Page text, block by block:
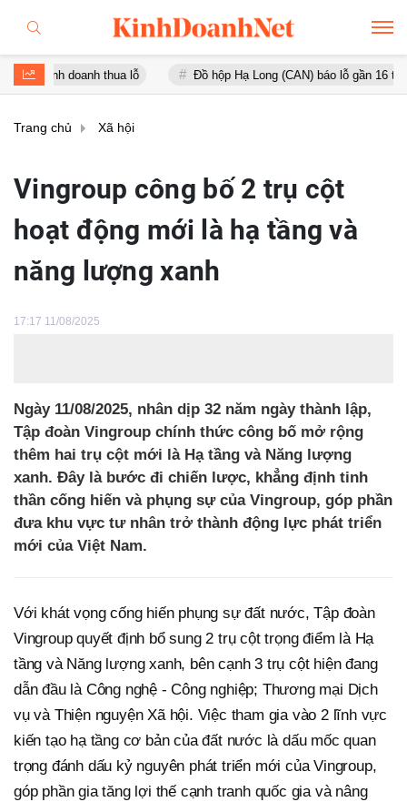
thua lỗ Đồ hộp Hạ Long (CAN) báo lỗ gần 16 tỷ đồng, tài sản
Trang chủ Xã hội
Vingroup công bố 2 trụ cột
hoạt động mới là hạ tầng và
năng lượng xanh
17:17 11/08/2025
Ngày 11/08/2025, nhân dịp 32 năm ngày thành lập,
Tập đoàn Vingroup chính thức công bố mở rộng
thêm hai trụ cột mới là Hạ tầng và Năng lượng
xanh. Đây là bước đi chiến lược, khẳng định tinh
thần cống hiến và phụng sự của Vingroup, góp phần
đưa khu vực tư nhân trở thành động lực phát triển
mới của Việt Nam.
Với khát vọng cống hiến phụng sự đất nước, Tập đoàn
Vingroup quyết định bổ sung 2 trụ cột trọng điểm là Hạ
tầng và Năng lượng xanh, bên cạnh 3 trụ cột hiện đang
dẫn đầu là Công nghệ - Công nghiệp; Thương mại Dịch
vụ và Thiện nguyện Xã hội. Việc tham gia vào 2 lĩnh vực
kiến tạo hạ tầng cơ bản của đất nước là dấu mốc quan
trọng đánh dấu kỷ nguyên phát triển mới của Vingroup,
góp phần gia tăng lợi thế cạnh tranh quốc gia và nâng